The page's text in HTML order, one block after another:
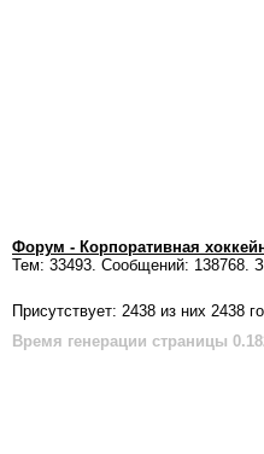
Форум - Корпоративная
Тем: 33493. Сообщений: 138768.
Присутствует: 2438 из них 2438
Время генерации страницы